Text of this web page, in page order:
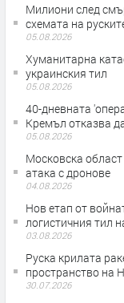
Милиони след
схемата на
05.08.2026
Хуманитарна
украинския тил
05.08.2026
40-дневната
Кремъл отказва
05.08.2026
Московска
атака с дронове
04.08.2026
Нов етап от
логистичния тил
03.08.2026
Руска крилата
пространство на
30.07.2026